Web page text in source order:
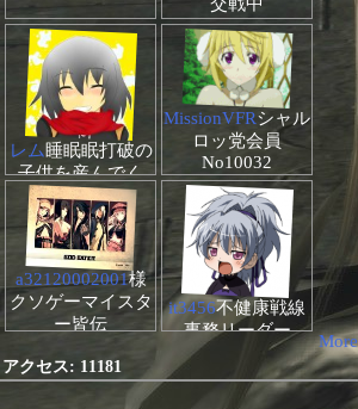
交戦中
レム睡眠眠打破の
子供を産んでく
れ！
MissionVFRシャル
ロッ党会員
No10032
a32120002001様
クソゲーマイスタ
ー皆伝
it3456不健康戦線
事務リーダー
More
アクセス: 11181